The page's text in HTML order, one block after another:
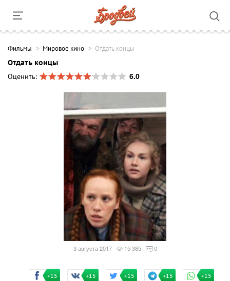
Фильмы Мировое кино Отдать концы
Отдать концы
Оценить:
6.0
3 августа 2017 15 385 0
+15 +15 +15 +15 +15